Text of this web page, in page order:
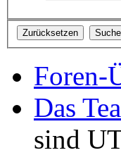
Foren-
Das
sind